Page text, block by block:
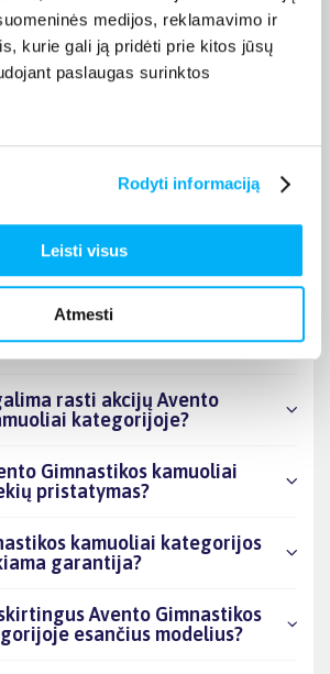
medijos, reklamavimo ir
kurie gali ją pridėti prie kitos jūsų
paslaugas surinktos
Rodyti informaciją
Leisti visus
Atmesti
BIGBOX.LT ir išsirinkite tinkamiausią
Avento Gimnastikos kamuoliai
ir kokia žemiausia
rasti akcijų Avento
kategorijoje?
Gimnastikos kamuoliai
pristatymas?
kamuoliai kategorijos
garantija?
Avento Gimnastikos
esančius modelius?